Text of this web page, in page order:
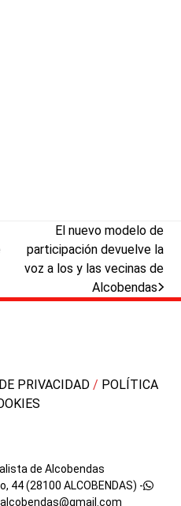
next
post:
El nuevo modelo de
participación devuelve la
voz a los y las vecinas de
Alcobendas
PRIVACIDAD / POLÍTICA
de Alcobendas
44 (28100 ALCOBENDAS) -